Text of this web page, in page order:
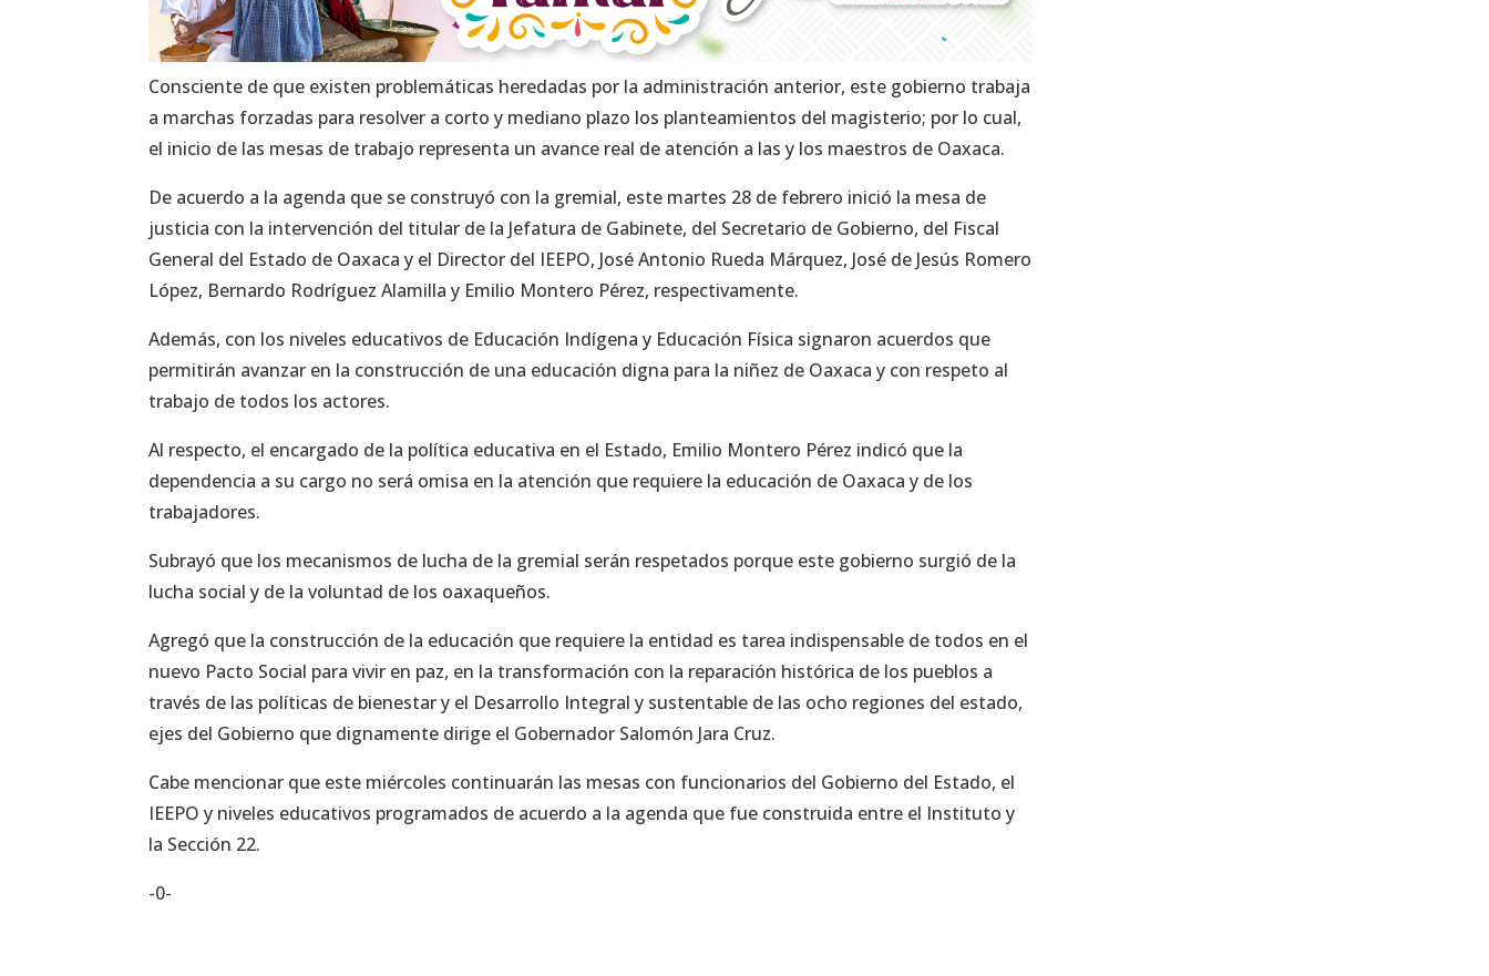
Consciente de que existen problemáticas heredadas por la administración anterior, este gobierno trabaja
a marchas forzadas para resolver a corto y mediano plazo los planteamientos del magisterio; por lo cual,
el inicio de las mesas de trabajo representa un avance real de atención a las y los maestros de Oaxaca.
De acuerdo a la agenda que se construyó con la gremial, este martes 28 de febrero inició la mesa de
justicia con la intervención del titular de la Jefatura de Gabinete, del Secretario de Gobierno, del Fiscal
General del Estado de Oaxaca y el Director del IEEPO, José Antonio Rueda Márquez, José de Jesús Romero
López, Bernardo Rodríguez Alamilla y Emilio Montero Pérez, respectivamente.
Además, con los niveles educativos de Educación Indígena y Educación Física signaron acuerdos que
permitirán avanzar en la construcción de una educación digna para la niñez de Oaxaca y con respeto al
trabajo de todos los actores.
Al respecto, el encargado de la política educativa en el Estado, Emilio Montero Pérez indicó que la
dependencia a su cargo no será omisa en la atención que requiere la educación de Oaxaca y de los
trabajadores.
Subrayó que los mecanismos de lucha de la gremial serán respetados porque este gobierno surgió de la
lucha social y de la voluntad de los oaxaqueños.
Agregó que la construcción de la educación que requiere la entidad es tarea indispensable de todos en el
nuevo Pacto Social para vivir en paz, en la transformación con la reparación histórica de los pueblos a
través de las políticas de bienestar y el Desarrollo Integral y sustentable de las ocho regiones del estado,
ejes del Gobierno que dignamente dirige el Gobernador Salomón Jara Cruz.
Cabe mencionar que este miércoles continuarán las mesas con funcionarios del Gobierno del Estado, el
IEEPO y niveles educativos programados de acuerdo a la agenda que fue construida entre el Instituto y
la Sección 22.
-0-